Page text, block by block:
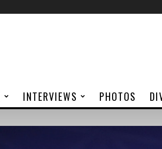
INTERVIEWS PHOTOS